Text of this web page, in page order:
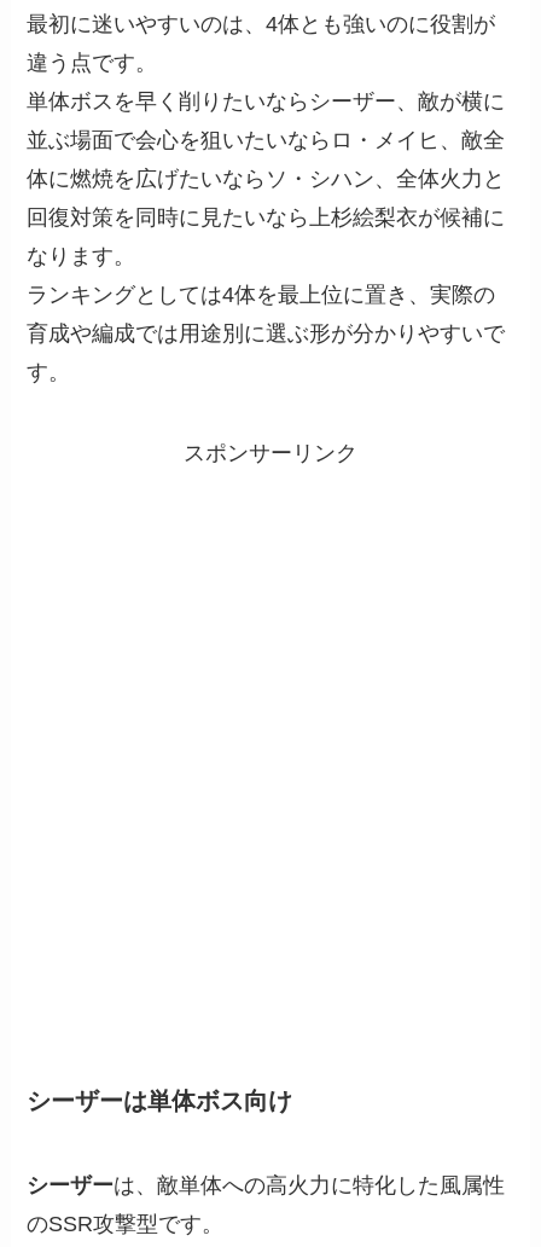
最初に迷いやすいのは、4体とも強いのに役割が
違う点です。
単体ボスを早く削りたいならシーザー、敵が横に
並ぶ場面で会心を狙いたいならロ・メイヒ、敵全
体に燃焼を広げたいならソ・シハン、全体火力と
回復対策を同時に見たいなら上杉絵梨衣が候補に
なります。
ランキングとしては4体を最上位に置き、実際の
育成や編成では用途別に選ぶ形が分かりやすいで
す。
スポンサーリンク
シーザーは単体ボス向け
シーザーは、敵単体への高火力に特化した風属性
のSSR攻撃型です。